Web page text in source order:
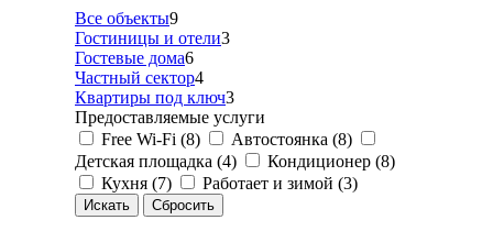
Все объекты9
Гостиницы и отели3
Гостевые дома6
Частный сектор4
Квартиры под ключ3
Предоставляемые услуги
Free Wi-Fi (8)
Автостоянка (8)
Детская площадка (4)
Кондиционер (8)
Кухня (7)
Работает и зимой (3)